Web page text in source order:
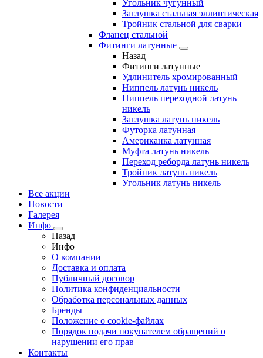
Угольник чугунный
Заглушка стальная эллиптическая
Тройник стальной для сварки
Фланец стальной
Фитинги латунные
Назад
Фитинги латунные
Удлинитель хромированный
Ниппель латунь никель
Ниппель переходной латунь
никель
Заглушка латунь никель
Футорка латунная
Американка латунная
Муфта латунь никель
Переход реборда латунь никель
Тройник латунь никель
Угольник латунь никель
Все акции
Новости
Галерея
Инфо
Назад
Инфо
О компании
Доставка и оплата
Публичный договор
Политика конфиденциальности
Обработка персональных данных
Бренды
Положение о cookie-файлах
Порядок подачи покупателем обращений о
нарушении его прав
Контакты